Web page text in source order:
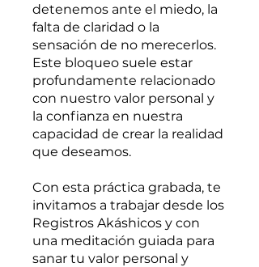
detenemos ante el miedo, la
falta de claridad o la
sensación de no merecerlos.
Este bloqueo suele estar
profundamente relacionado
con nuestro valor personal y
la confianza en nuestra
capacidad de crear la realidad
que deseamos.
Con esta práctica grabada, te
invitamos a trabajar desde los
Registros Akáshicos y con
una meditación guiada para
sanar tu valor personal y